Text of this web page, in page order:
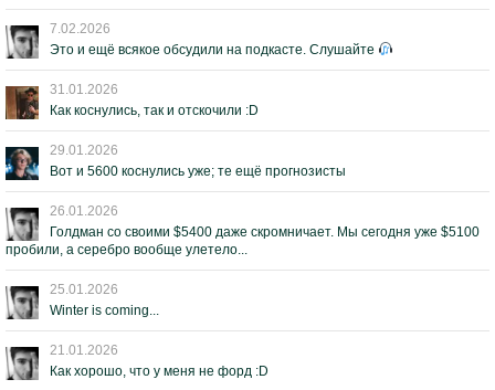
7.02.2026
Это и ещё всякое обсудили на подкасте. Слушайте
31.01.2026
Как коснулись, так и отскочили :D
29.01.2026
Вот и 5600 коснулись уже; те ещё прогнозисты
26.01.2026
Голдман со своими $5400 даже скромничает. Мы сегодня уже $5100
пробили, а серебро вообще улетело...
25.01.2026
Winter is coming...
21.01.2026
Как хорошо, что у меня не форд :D